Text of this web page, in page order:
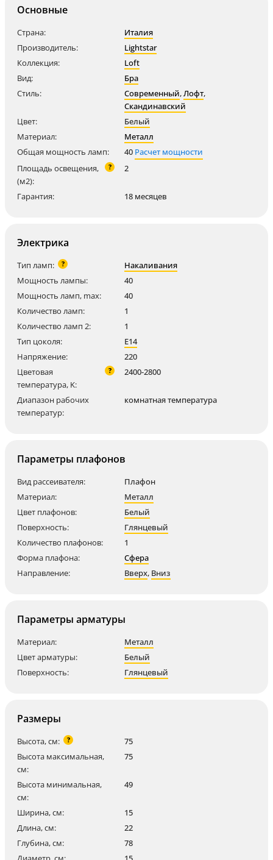
Основные
Страна:
Италия
Производитель:
Lightstar
Коллекция:
Loft
Вид:
Бра
Стиль:
Современный,Лофт,
Скандинавский
Цвет:
Белый
Материал:
Металл
Общая мощность ламп:
40 Расчет мощности
Площадь освещения,
(м2):
? 2
Гарантия: 18 месяцев
Электрика
Тип ламп: ?
Накаливания
Мощность лампы:
40
Мощность ламп, max:
40
Количество ламп:
1
Количество ламп 2:
1
Тип цоколя:
E14
Напряжение:
220
Цветовая
температура, K:
? 2400-2800
Диапазон рабочих
температур:
комнатная температура
Параметры плафонов
Вид рассеивателя:
Плафон
Материал:
Металл
Цвет плафонов:
Белый
Поверхность:
Глянцевый
Количество плафонов:
1
Форма плафона:
Сфера
Направление:
Вверх, Вниз
Параметры арматуры
Материал:
Металл
Цвет арматуры:
Белый
Поверхность:
Глянцевый
Размеры
Высота, см: ?
75
Высота максимальная,
см:
75
Высота минимальная,
см:
49
Ширина, см:
15
Длина, см:
22
Глубина, см:
78